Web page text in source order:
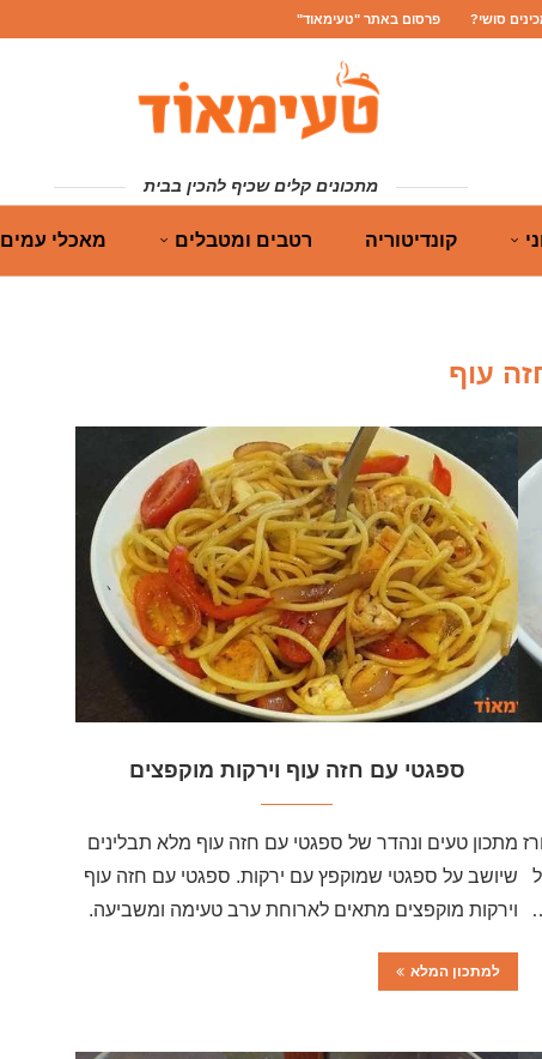
סושי? פרסום באתר "טעימאוד"
מתכונים קלים שכיף להכין בבית
קונדיטוריה רטבים ומטבלים מאכלי עמים
עוף
ספגטי עם חזה עוף וירקות מוקפצים
מתכון טעים ונהדר של ספגטי עם חזה עוף מלא תבלינים
שיושב על ספגטי שמוקפץ עם ירקות. ספגטי עם חזה עוף
וירקות מוקפצים מתאים לארוחת ערב טעימה ומשביעה.
למתכון המלא